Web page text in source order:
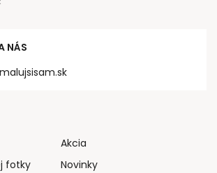
NÁS
fotky
Akcia
Novinky